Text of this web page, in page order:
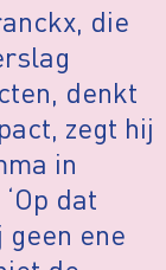
die
denkt
zegt hij
in
dat
ene